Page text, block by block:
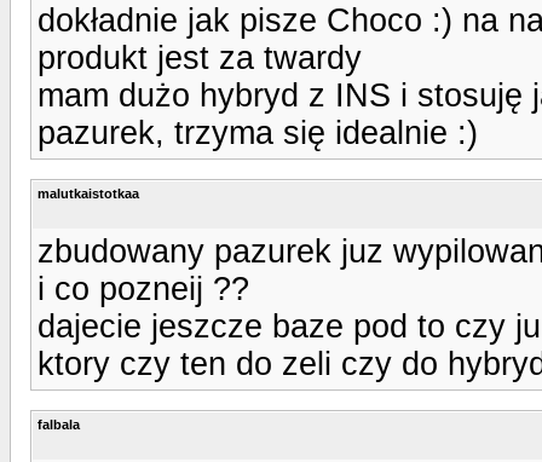
dokładnie jak pisze Choco :) na
produkt jest za twardy
mam dużo hybryd z INS i stosuję
pazurek, trzyma się idealnie :)
malutkaistotkaa
zbudowany pazurek juz
i co pozneij ??
dajecie jeszcze baze pod to czy
ktory czy ten do zeli czy do
falbala